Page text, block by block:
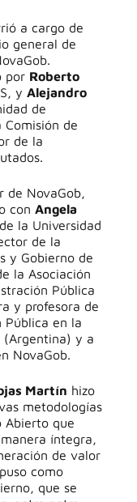
a cargo de
general de
por Roberto
y Alejandro
de
Comisión de
de la
de NovaGob,
con Angela
la Universidad
de la
y Gobierno de
la Asociación
Pública
y profesora de
Pública en la
(Argentina) y a
NovaGob.
Martín hizo
metodologías
Abierto que
íntegra,
de valor
como
que se